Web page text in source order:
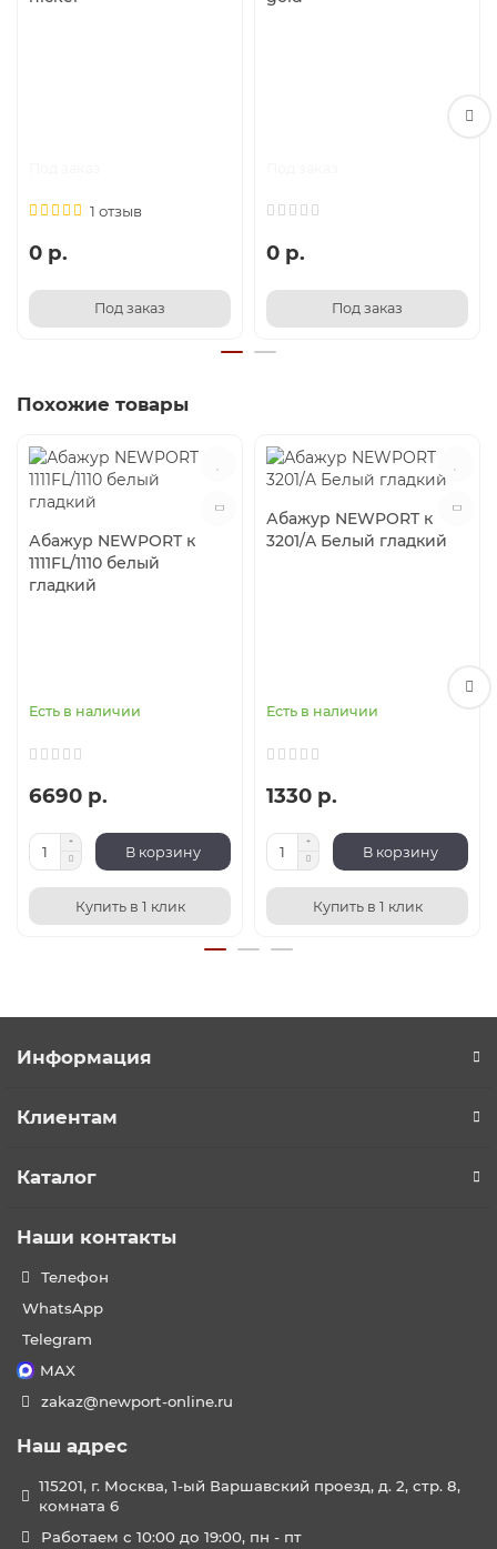
1 отзыв
0 р.
Под заказ
0 р.
Под заказ
Похожие товары
Абажур NEWPORT к
1111FL/1110 белый
гладкий
Есть в наличии
6690 р.
В корзину
Купить в 1 клик
Абажур NEWPORT к
3201/A Белый гладкий
Есть в наличии
1330 р.
В корзину
Купить в 1 клик
Информация
Клиентам
Каталог
Наши контакты
Телефон
WhatsApp
Telegram
MAX
zakaz@newport-online.ru
Наш адрес
115201, г. Москва, 1-ый Варшавский проезд, д. 2, стр. 8,
комната 6
Работаем с 10:00 до 19:00, пн - пт